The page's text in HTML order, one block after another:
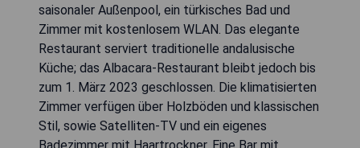
saisonaler Außenpool, ein türkisches Bad und
Zimmer mit kostenlosem WLAN. Das elegante
Restaurant serviert traditionelle andalusische
Küche; das Albacara-Restaurant bleibt jedoch bis
zum 1. März 2023 geschlossen. Die klimatisierten
Zimmer verfügen über Holzböden und klassischen
Stil, sowie Satelliten-TV und ein eigenes